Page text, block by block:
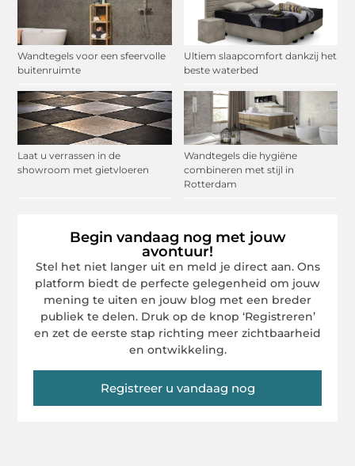
Wandtegels voor een sfeervolle
buitenruimte
Ultiem slaapcomfort dankzij het
beste waterbed
Laat u verrassen in de
showroom met gietvloeren
Wandtegels die hygiëne
combineren met stijl in
Rotterdam
Begin vandaag nog met jouw
avontuur!
Stel het niet langer uit en meld je direct aan. Ons
platform biedt de perfecte gelegenheid om jouw
mening te uiten en jouw blog met een breder
publiek te delen. Druk op de knop ‘Registreren’
en zet de eerste stap richting meer zichtbaarheid
en ontwikkeling.
Registreer u vandaag nog